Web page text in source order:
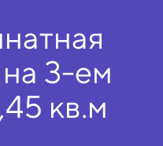
3-ем
кв.м